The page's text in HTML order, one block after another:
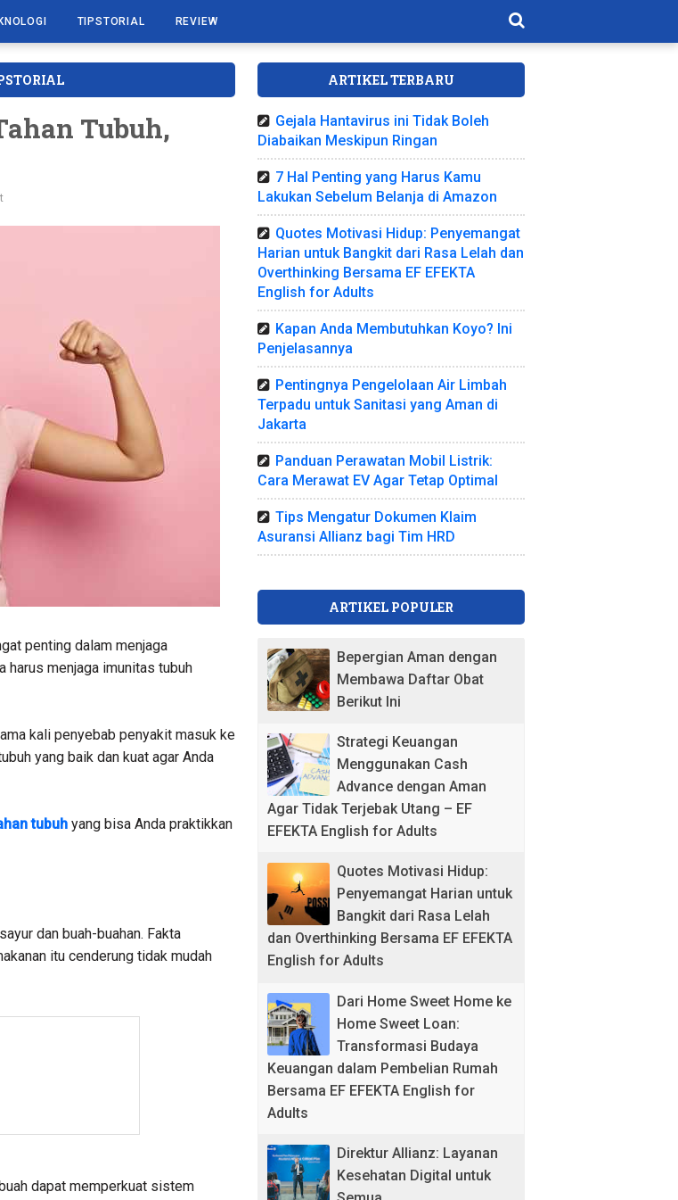
TIPSTORIAL REVIEW
Tubuh,
penting dalam menjaga
harus menjaga imunitas tubuh
kali penyebab penyakit masuk ke
yang baik dan kuat agar Anda
tubuh yang bisa Anda praktikkan
dan buah-buahan. Fakta
itu cenderung tidak mudah
dapat memperkuat sistem
ARTIKEL TERBARU
Gejala Hantavirus ini Tidak Boleh
Diabaikan Meskipun Ringan
7 Hal Penting yang Harus Kamu
Lakukan Sebelum Belanja di Amazon
Quotes Motivasi Hidup: Penyemangat
Harian untuk Bangkit dari Rasa Lelah dan
Overthinking Bersama EF EFEKTA
English for Adults
Kapan Anda Membutuhkan Koyo? Ini
Penjelasannya
Pentingnya Pengelolaan Air Limbah
Terpadu untuk Sanitasi yang Aman di
Jakarta
Panduan Perawatan Mobil Listrik:
Cara Merawat EV Agar Tetap Optimal
Tips Mengatur Dokumen Klaim
Asuransi Allianz bagi Tim HRD
ARTIKEL POPULER
Bepergian Aman dengan
Membawa Daftar Obat
Berikut Ini
Strategi Keuangan
Menggunakan Cash
Advance dengan Aman
Agar Tidak Terjebak Utang – EF
EFEKTA English for Adults
Quotes Motivasi Hidup:
Penyemangat Harian untuk
Bangkit dari Rasa Lelah
dan Overthinking Bersama EF EFEKTA
English for Adults
Dari Home Sweet Home ke
Home Sweet Loan:
Transformasi Budaya
Keuangan dalam Pembelian Rumah
Bersama EF EFEKTA English for
Adults
Direktur Allianz: Layanan
Kesehatan Digital untuk